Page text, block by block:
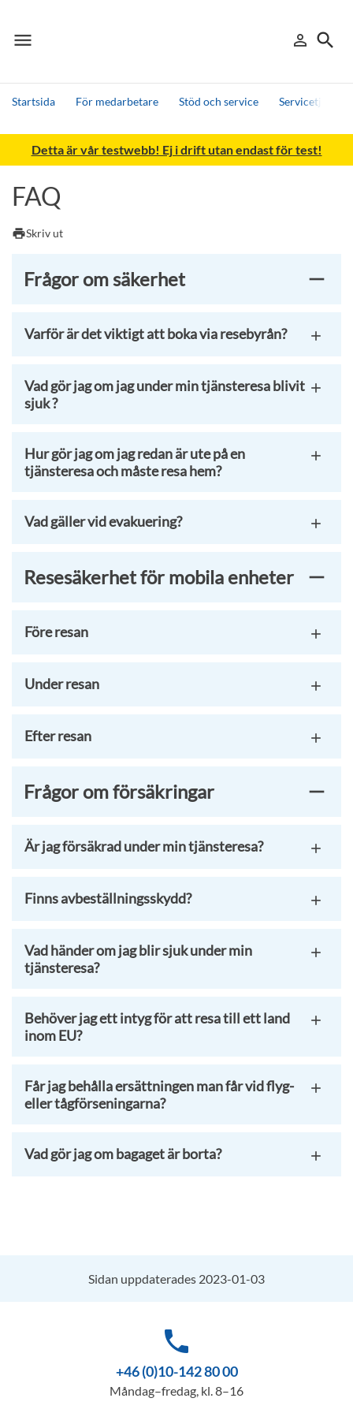
menu
Meny person_outline
Logga in
search
Sök
Startsida För medarbetare Stöd och service Servicetjänster
Sök
Andra söktjänster
Detta är vår testwebb! Ej i drift utan endast för test!
FAQ
printSkriv ut
Frågor om säkerhet
Varför är det viktigt att boka via resebyrån?
Vad gör jag om jag under min tjänsteresa blivit
sjuk ?
Hur gör jag om jag redan är ute på en
tjänsteresa och måste resa hem?
Vad gäller vid evakuering?
Resesäkerhet för mobila enheter
Före resan
Under resan
Efter resan
Frågor om försäkringar
Är jag försäkrad under min tjänsteresa?
Finns avbeställningsskydd?
Vad händer om jag blir sjuk under min
tjänsteresa?
Behöver jag ett intyg för att resa till ett land
inom EU?
Får jag behålla ersättningen man får vid flyg-
eller tågförseningarna?
Vad gör jag om bagaget är borta?
Sidan uppdaterades 2023-01-03
phone
+46 (0)10-142 80 00
Måndag–fredag, kl. 8–16